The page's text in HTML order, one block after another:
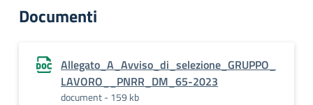
Documenti
Allegato_A_Avviso_di_selezione_GRUPPO_
LAVORO__PNRR_DM_65-2023
document - 159 kb